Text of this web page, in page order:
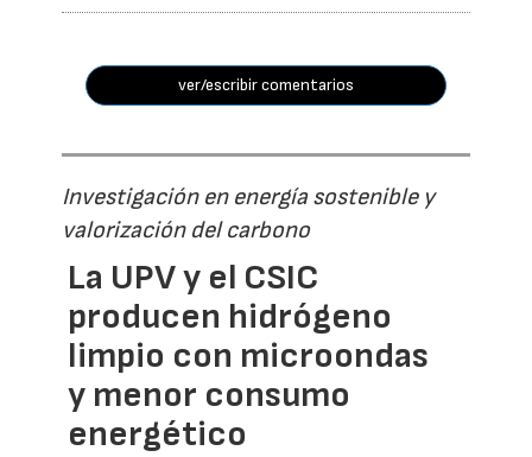
ver/escribir comentarios
Investigación en energía sostenible y
valorización del carbono
La UPV y el CSIC
producen hidrógeno
limpio con microondas
y menor consumo
energético